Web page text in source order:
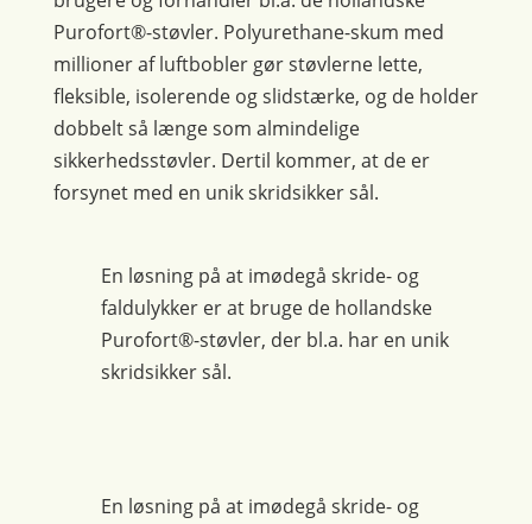
Purofort®-støvler. Polyurethane-skum med
millioner af luftbobler gør støvlerne lette,
fleksible, isolerende og slidstærke, og de holder
dobbelt så længe som almindelige
sikkerhedsstøvler. Dertil kommer, at de er
forsynet med en unik skridsikker sål.
En løsning på at imødegå skride- og
faldulykker er at bruge de hollandske
Purofort®-støvler, der bl.a. har en unik
skridsikker sål.
En løsning på at imødegå skride- og